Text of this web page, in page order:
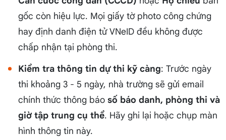
gốc còn hiệu lực. Mọi giấy tờ photo công chứng
hay định danh điện tử VNeID đều không được
chấp nhận tại phòng thi.
Kiểm tra thông tin dự thi kỹ càng: Trước ngày
thi khoảng 3 - 5 ngày, nhà trường sẽ gửi email
chính thức thông báo số báo danh, phòng thi và
giờ tập trung cụ thể. Hãy ghi lại hoặc chụp màn
hình thông tin này.